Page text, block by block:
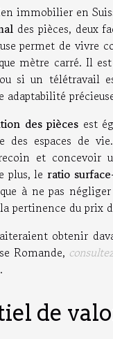
immobilier en
des pièces, deux
permet de vivre
mètre carré. Il
si un télétravail
adaptabilité
des pièces est
des espaces de
et concevoir
plus, le ratio
à ne pas
pertinence du prix
obtenir
Romande,
de